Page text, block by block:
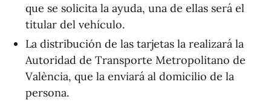
que se solicita la ayuda, una de ellas será el
titular del vehículo.
La distribución de las tarjetas la realizará la
Autoridad de Transporte Metropolitano de
València, que la enviará al domicilio de la
persona.